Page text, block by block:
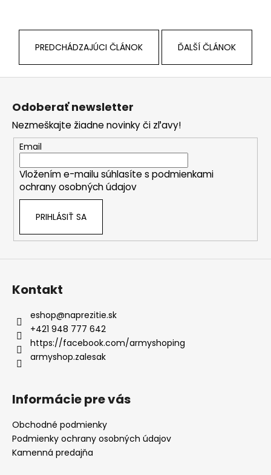
PREDCHÁDZAJÚCI ČLÁNOK ĎALŠÍ ČLÁNOK
Z
Odoberať newsletter
Nezmeškajte žiadne novinky či zľavy!
Email
Vložením e-mailu súhlasíte s podmienkami
ochrany osobných údajov
PRIHLÁSIŤ SA
Kontakt
eshop@naprezitie.sk
+421 948 777 642
https://facebook.com/armyshoping
armyshop.zalesak
Informácie pre vás
Obchodné podmienky
Podmienky ochrany osobných údajov
Kamenná predajňa